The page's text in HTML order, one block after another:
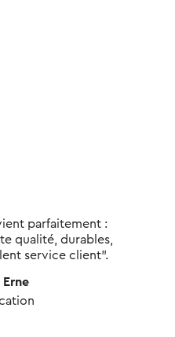
parfaitement :
qualité, durables,
service client".
Erne